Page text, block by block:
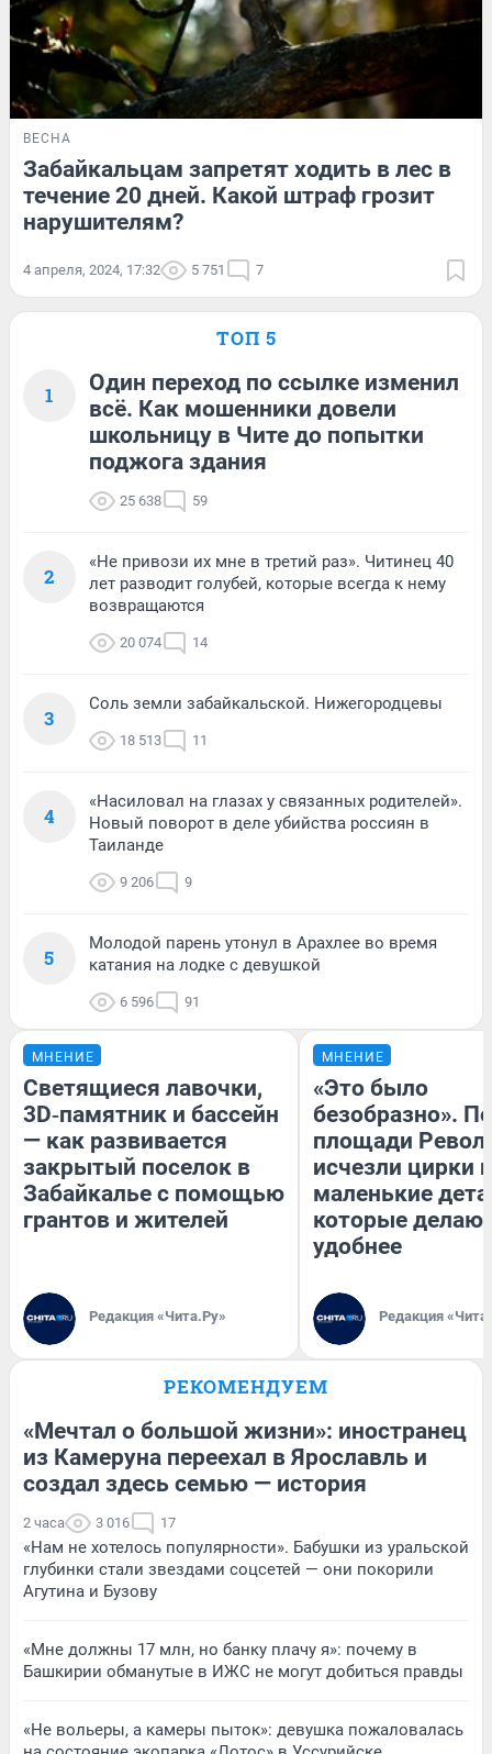
ВЕСНА
Забайкальцам запретят ходить в лес в
течение 20 дней. Какой штраф грозит
нарушителям?
4 апреля, 2024, 17:32 5 751 7
ТОП 5
1
Один переход по ссылке изменил
всё. Как мошенники довели
школьницу в Чите до попытки
поджога здания
25 638 59
2
«Не привози их мне в третий раз». Читинец 40
лет разводит голубей, которые всегда к нему
возвращаются
20 074 14
3
Соль земли забайкальской. Нижегородцевы
18 513 11
4
«Насиловал на глазах у связанных родителей».
Новый поворот в деле убийства россиян в
Таиланде
9 206 9
5
Молодой парень утонул в Арахлее во время
катания на лодке с девушкой
6 596 91
МНЕНИЕ
Светящиеся лавочки,
3D‑памятник и бассейн
— как развивается
закрытый поселок в
Забайкалье с помощью
грантов и жителей
Редакция «Чита.Ру»
МНЕНИЕ
«Это было
безобразно».
площади
исчезли цирки
маленькие
которые
удобнее
Редакция
РЕКОМЕНДУЕМ
«Мечтал о большой жизни»: иностранец
из Камеруна переехал в Ярославль и
создал здесь семью — история
2 часа 3 016 17
«Нам не хотелось популярности». Бабушки из уральской
глубинки стали звездами соцсетей — они покорили
Агутина и Бузову
«Мне должны 17 млн, но банку плачу я»: почему в
Башкирии обманутые в ИЖС не могут добиться правды
«Не вольеры, а камеры пыток»: девушка пожаловалась